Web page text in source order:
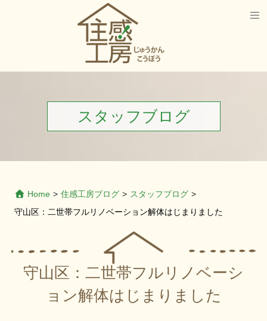
スタッフブログ
Home > 住感工房ブログ > スタッフブログ >
守山区：二世帯フルリノベーション解体はじまりました
守山区：二世帯フルリノベーシ
ョン解体はじまりました